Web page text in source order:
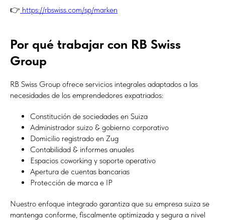
👉 https://rbswiss.com/sp/marken
Por qué trabajar con RB Swiss
Group
RB Swiss Group ofrece servicios integrales adaptados a las
necesidades de los emprendedores expatriados:
Constitución de sociedades en Suiza
Administrador suizo & gobierno corporativo
Domicilio registrado en Zug
Contabilidad & informes anuales
Espacios coworking y soporte operativo
Apertura de cuentas bancarias
Protección de marca e IP
Nuestro enfoque integrado garantiza que su empresa suiza se
mantenga conforme, fiscalmente optimizada y segura a nivel